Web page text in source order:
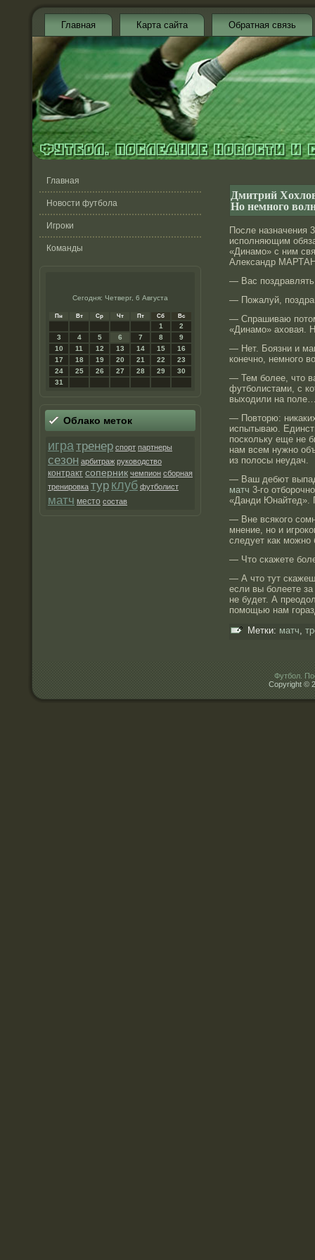
Главная Карта сайта Обратная связь
Главная
Новости футбола
Игроки
Команды
Сегодня: Четверг, 6 Августа
Пн Вт Ср Чт Пт Сб Вс
1
2
3
4 5 6 7 8
9
10
11 12 13 14 15
16
17
18 19 20 21 22
23
24
25 26 27 28 29
30
31
Облако метοк
игратренер спорт партнеры
сезон арбитраж руководство
контракт соперник чемпион сборная
тренировка тур клуб футболист
матч место состав
Дмитрий
Но немного
После назначения
исполняющим
«Динамо» с ним
Александр
— Вас поздравлять
— Пожалуй,
— Спрашиваю
«Динамо» аховая.
— Нет. Боязни и
конечно, немного
— Тем более, что
футболистами, с
выходили на
— Повторю:
испытываю.
поскольку еще не
нам всем нужно
из полосы неудач.
— Ваш дебют
матч 3-го
«Данди Юнайтед».
— Вне всякого
мнение, но и
следует как можно
— Что скажете
— А что тут
если вы болеете
не будет. А
помощью нам
Метки: матч,
Футбол.
Copyright ©